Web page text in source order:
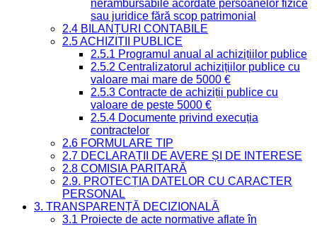
nerambursabile acordate persoanelor fizice
sau juridice fără scop patrimonial
2.4 BILANȚURI CONTABILE
2.5 ACHIZIȚII PUBLICE
2.5.1 Programul anual al achizițiilor publice
2.5.2 Centralizatorul achizițiilor publice cu
valoare mai mare de 5000 €
2.5.3 Contracte de achiziții publice cu
valoare de peste 5000 €
2.5.4 Documente privind execuția
contractelor
2.6 FORMULARE TIP
2.7 DECLARAȚII DE AVERE ȘI DE INTERESE
2.8 COMISIA PARITARĂ
2.9. PROTECȚIA DATELOR CU CARACTER
PERSONAL
3. TRANSPARENȚĂ DECIZIONALĂ
3.1 Proiecte de acte normative aflate în